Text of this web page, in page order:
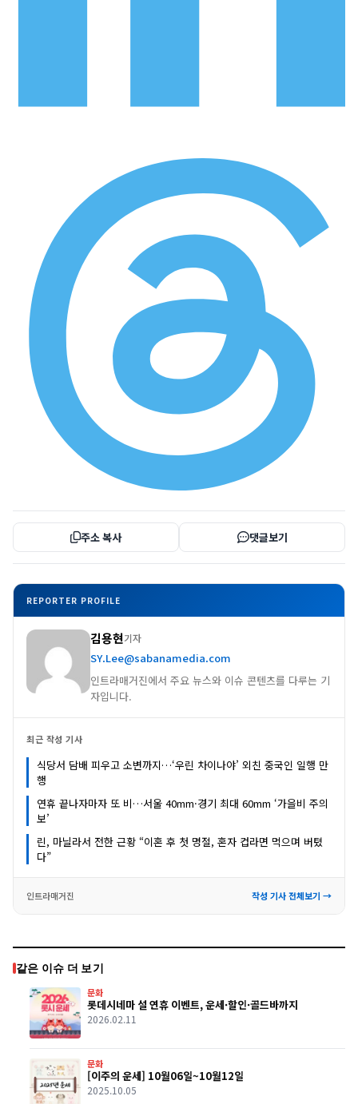
주소 복사 댓글보기
REPORTER PROFILE
김용현기자
SY.Lee@sabanamedia.com
인트라매거진에서 주요 뉴스와 이슈 콘텐츠를 다루는 기
자입니다.
최근 작성 기사
식당서 담배 피우고 소변까지…‘우린 차이나야’ 외친 중국인 일행 만
행
연휴 끝나자마자 또 비…서울 40mm·경기 최대 60mm ‘가을비 주의
보’
린, 마닐라서 전한 근황 “이혼 후 첫 명절, 혼자 컵라면 먹으며 버텼
다”
인트라매거진 작성 기사 전체보기 →
같은 이슈 더 보기
문화
롯데시네마 설 연휴 이벤트, 운세·할인·골드바까지
2026.02.11
문화
[이주의 운세] 10월06일~10월12일
2025.10.05